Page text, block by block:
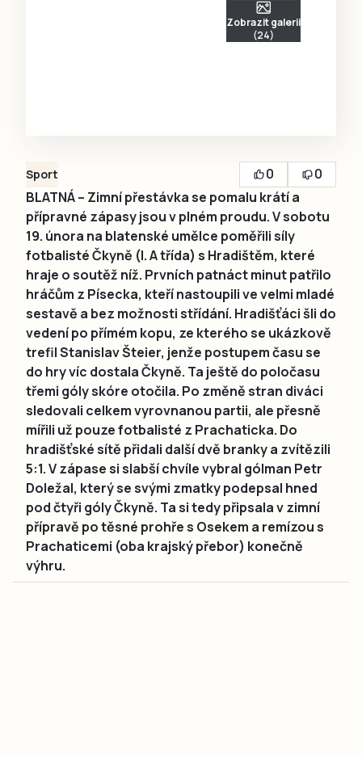
Zobrazit galerii
(24)
Sport 0
0
BLATNÁ – Zimní přestávka se pomalu krátí a
přípravné zápasy jsou v plném proudu. V sobotu
19. února na blatenské umělce poměřili síly
fotbalisté Čkyně (I. A třída) s Hradištěm, které
hraje o soutěž níž. Prvních patnáct minut patřilo
hráčům z Písecka, kteří nastoupili ve velmi mladé
sestavě a bez možnosti střídání. Hradišťáci šli do
vedení po přímém kopu, ze kterého se ukázkově
trefil Stanislav Šteier, jenže postupem času se
do hry víc dostala Čkyně. Ta ještě do poločasu
třemi góly skóre otočila. Po změně stran diváci
sledovali celkem vyrovnanou partii, ale přesně
mířili už pouze fotbalisté z Prachaticka. Do
hradišťské sítě přidali další dvě branky a zvítězili
5:1. V zápase si slabší chvíle vybral gólman Petr
Doležal, který se svými zmatky podepsal hned
pod čtyři góly Čkyně. Ta si tedy připsala v zimní
přípravě po těsné prohře s Osekem a remízou s
Prachaticemi (oba krajský přebor) konečně
výhru.